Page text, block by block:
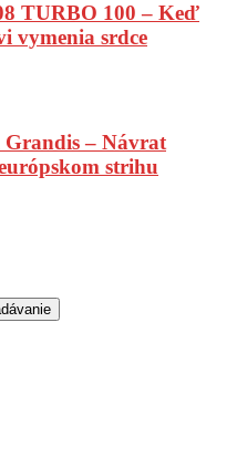
TURBO 100 – Keď
vymenia srdce
– Návrat
strihu